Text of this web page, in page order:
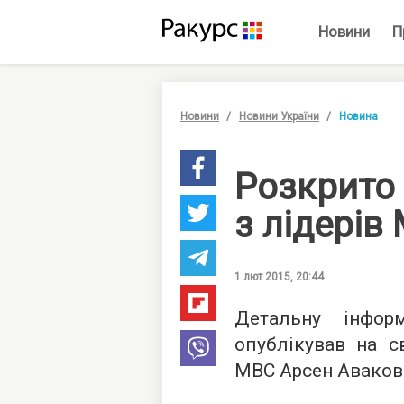
Новини
Новини Новини України Новина
з
1 лют 2015, 20:44
Детальну
опублікував на
МВС Арсен